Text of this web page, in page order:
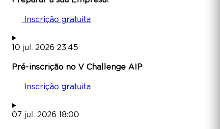
Inscrição gratuita
10 jul. 2026 23:45
Pré-inscrição no V Challenge AIP
Inscrição gratuita
07 jul. 2026 18:00